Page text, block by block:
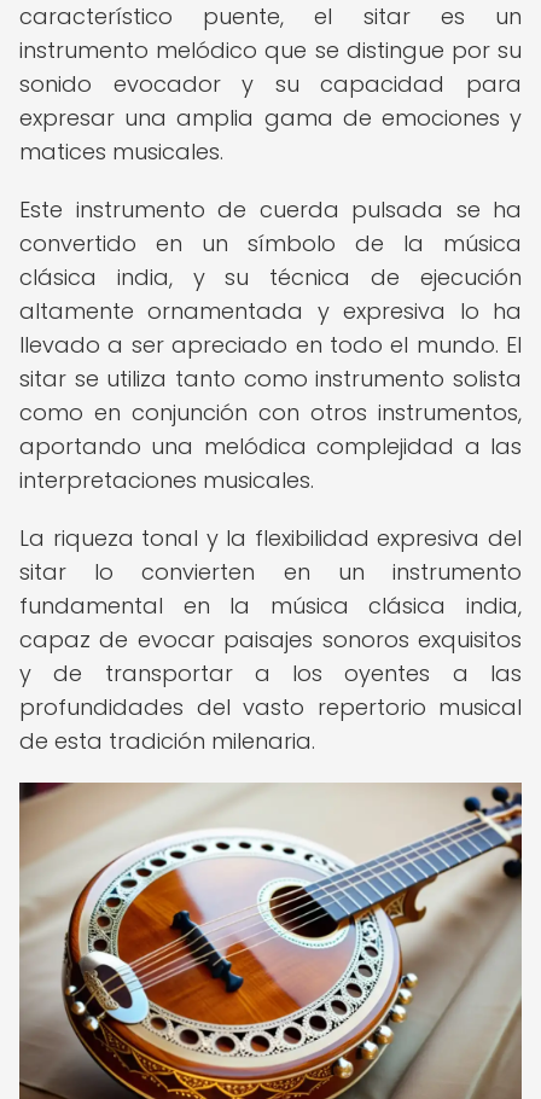
característico puente, el sitar es un
instrumento melódico que se distingue por su
sonido evocador y su capacidad para
expresar una amplia gama de emociones y
matices musicales.
Este instrumento de cuerda pulsada se ha
convertido en un símbolo de la música
clásica india, y su técnica de ejecución
altamente ornamentada y expresiva lo ha
llevado a ser apreciado en todo el mundo. El
sitar se utiliza tanto como instrumento solista
como en conjunción con otros instrumentos,
aportando una melódica complejidad a las
interpretaciones musicales.
La riqueza tonal y la flexibilidad expresiva del
sitar lo convierten en un instrumento
fundamental en la música clásica india,
capaz de evocar paisajes sonoros exquisitos
y de transportar a los oyentes a las
profundidades del vasto repertorio musical
de esta tradición milenaria.